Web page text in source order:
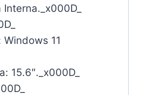
11
15.6″._x000D_